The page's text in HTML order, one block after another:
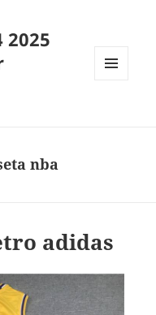
2025
nba
adidas